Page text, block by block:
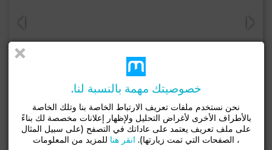
7,800,000 د.م
خصوصيتك مهمة بالنسبة لنا.
نحن نستخدم ملفات تعريف الارتباط الخاصة بنا وتلك الخاصة
بالأطراف الأخرى لأغراض التحليل ولإظهار إعلانات مخصصة لك بناءً
على ملف تعريف يعتمد على عاداتك في التصفح (على سبيل المثال
، الصفحات التي تمت زيارتها). انقر هنا للمزيد من المعلومات